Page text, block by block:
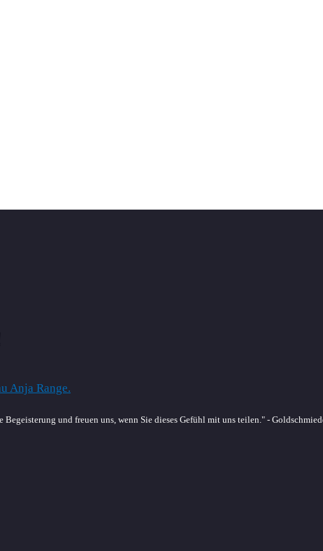
und freuen uns, wenn Sie dieses Gefühl mit uns teilen." -